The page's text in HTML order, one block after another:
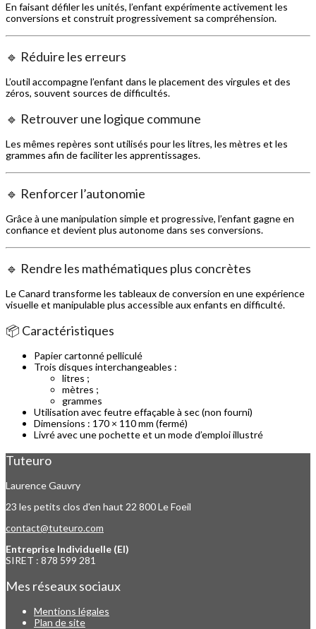
En faisant défiler les unités, l’enfant expérimente activement les
conversions et construit progressivement sa compréhension.
🔹 Réduire les erreurs
L’outil accompagne l’enfant dans le placement des virgules et des
zéros, souvent sources de difficultés.
🔹 Retrouver une logique commune
Les mêmes repères sont utilisés pour les litres, les mètres et les
grammes afin de faciliter les apprentissages.
🔹 Renforcer l’autonomie
Grâce à une manipulation simple et progressive, l’enfant gagne en
confiance et devient plus autonome dans ses conversions.
🔹 Rendre les mathématiques plus concrètes
Le Canard transforme les tableaux de conversion en une expérience
visuelle et manipulable plus accessible aux enfants en difficulté.
📦 Caractéristiques
Papier cartonné pelliculé
Trois disques interchangeables :
litres ;
mètres ;
grammes
Utilisation avec feutre effaçable à sec (non fourni)
Dimensions : 170 × 110 mm (fermé)
Livré avec une pochette et un mode d’emploi illustré
Tuteuro
Laurence Gauvry
23 les petits clos d'en haut 22 800 Le Foeil
contact@tuteuro.com
Entreprise Individuelle (EI)
SIRET : 878 599 281
Mes réseaux sociaux
Mentions légales
Plan de site